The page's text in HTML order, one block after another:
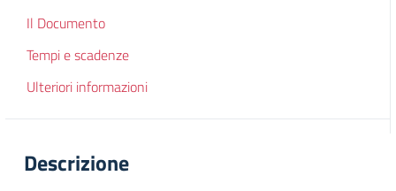
Il Documento
Tempi e scadenze
Ulteriori informazioni
Descrizione